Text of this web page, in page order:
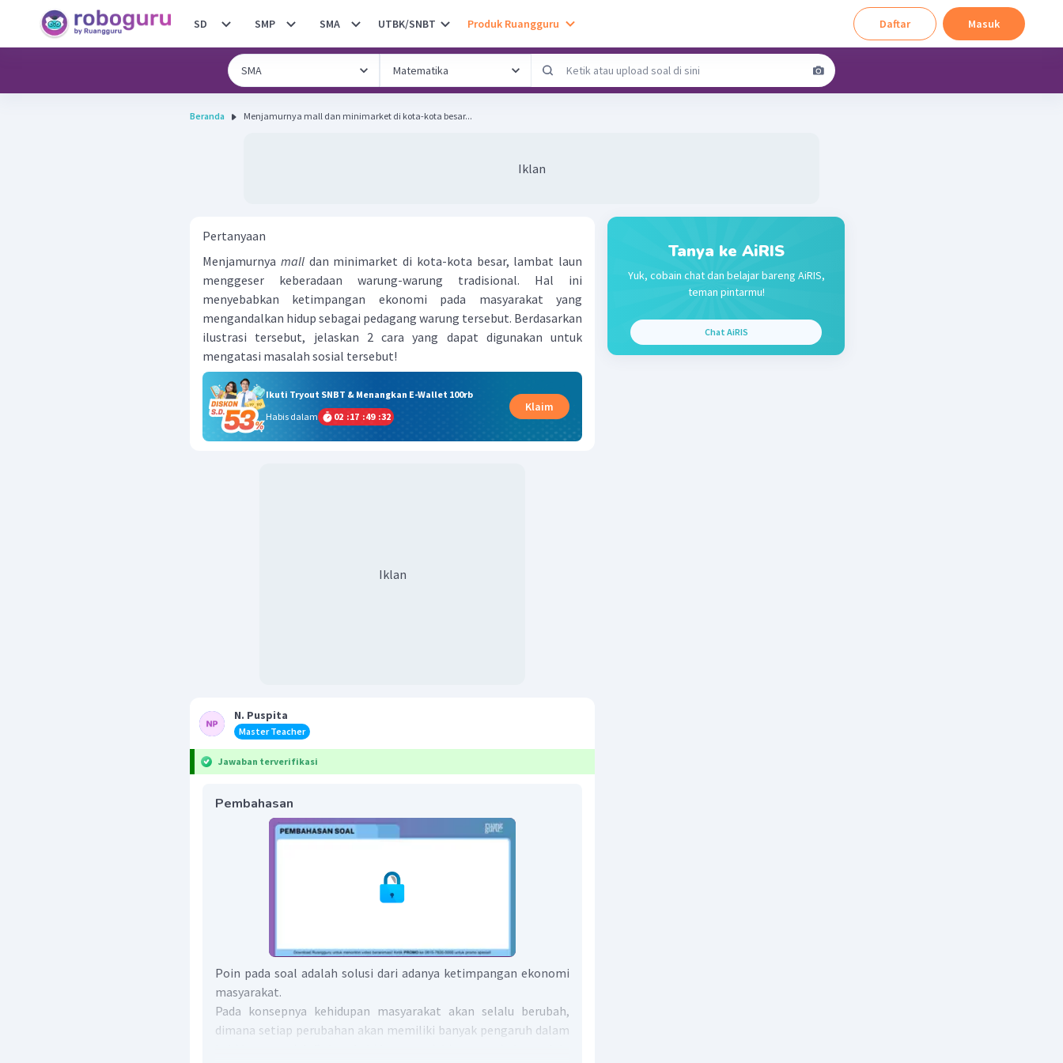
SD SMP SMA UTBK/SNBT Produk Ruangguru Daftar Masuk
Beranda Menjamurnya mall dan minimarket di kota-kota besar...
Iklan
Pertanyaan
Menjamurnya malldan minimarket di kota-kota besar, lambat laun
menggeser keberadaan warung-warung tradisional. Hal ini
menyebabkan ketimpangan ekonomi pada masyarakat yang
mengandalkan hidup sebagai pedagang warung tersebut. Berdasarkan
ilustrasi tersebut, jelaskan 2 cara yang dapat digunakan untuk
mengatasi masalah sosial tersebut!
Ikuti Tryout SNBT & Menangkan E-Wallet 100rb
Habis dalam
02 :17 :49 :32
Klaim
Iklan
N. Puspita
Master Teacher
Jawaban terverifikasi
Pembahasan
Poin pada soal adalah solusi dari adanya ketimpangan ekonomi
masyarakat.
Pada konsepnya kehidupan masyarakat akan selalu berubah,
dimana setiap perubahan akan memiliki banyak pengaruh dalam
Tanya ke AiRIS
Yuk, cobain chat dan belajar bareng AiRIS,
teman pintarmu!
Chat AiRIS